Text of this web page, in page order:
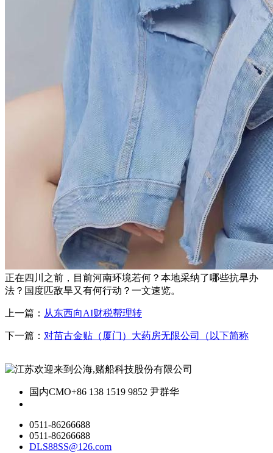
正在四川之前，目前河南环境若何？本地采纳了哪些抗旱办
法？国度匹敌旱又有何行动？一文速览。
上一篇： 从东西向AI财税帮理转
下一篇： 对苗古金贴（厦门）大药房无限公司（以下简称
国内CMO+86 138 1519 9852 尹群华
0511-86266688
0511-86266688
DLS88SS@126.com